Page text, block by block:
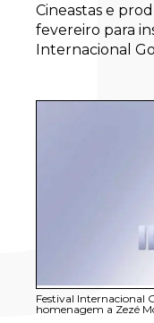
Cineastas e
fevereiro para
Internacional
Festival Internacional
homenagem a Zezé